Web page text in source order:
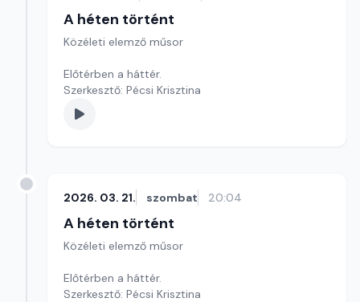
A héten történt
Közéleti elemző műsor
Előtérben a háttér.
Szerkesztő: Pécsi Krisztina
2026. 03. 21. szombat 20:04
A héten történt
Közéleti elemző műsor
Előtérben a háttér.
Szerkesztő: Pécsi Krisztina